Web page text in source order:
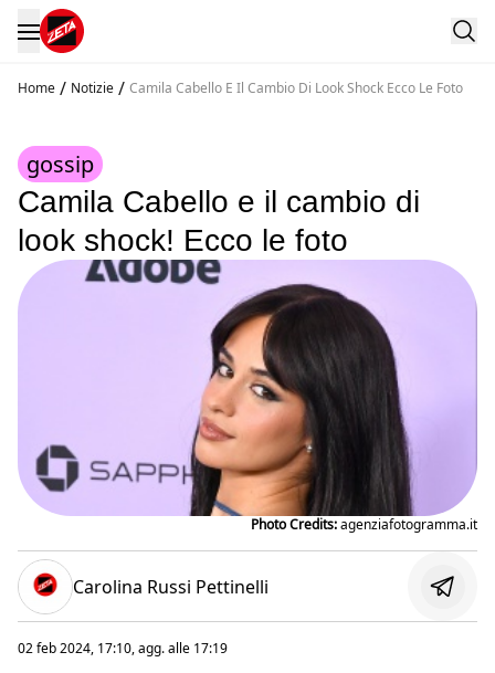
Home / Notizie / Camila Cabello E Il Cambio Di Look Shock Ecco Le Foto
gossip
Camila Cabello e il cambio di
look shock! Ecco le foto
Photo Credits:agenziafotogramma.it
Carolina Russi Pettinelli
02 feb 2024, 17:10, agg. alle 17:19